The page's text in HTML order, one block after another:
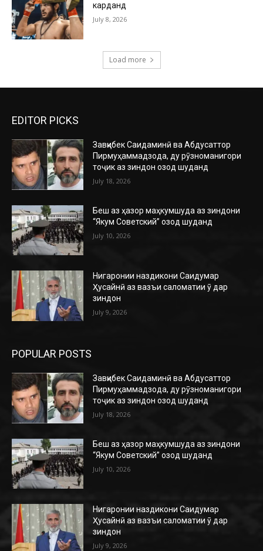
карданд
July 8, 2026
Load more
EDITOR PICKS
Завқибек Саидаминӣ ва Абдусаттор
Пирмуҳаммадзода, ду рӯзноманигори
тоҷик аз зиндон озод шуданд
July 18, 2026
Беш аз ҳазор маҳкумшуда аз зиндони
“Якум Советский” озод шуданд
July 10, 2026
Нигаронии наздикони Саидумар
Ҳусайнӣ аз вазъи саломатии ӯ дар
зиндон
July 9, 2026
POPULAR POSTS
Завқибек Саидаминӣ ва Абдусаттор
Пирмуҳаммадзода, ду рӯзноманигори
тоҷик аз зиндон озод шуданд
July 18, 2026
Беш аз ҳазор маҳкумшуда аз зиндони
“Якум Советский” озод шуданд
July 10, 2026
Нигаронии наздикони Саидумар
Ҳусайнӣ аз вазъи саломатии ӯ дар
зиндон
July 9, 2026